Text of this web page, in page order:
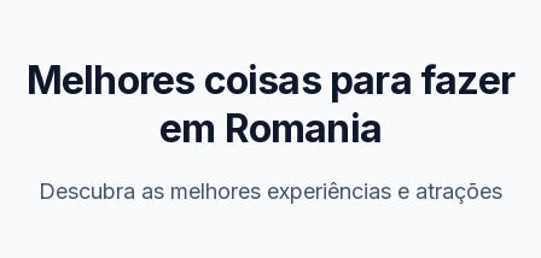
Melhores coisas para fazer
em Romania
Descubra as melhores experiências e atrações